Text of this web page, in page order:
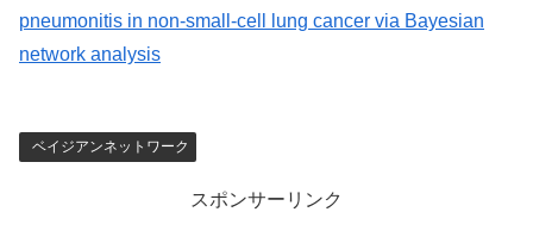
pneumonitis in non-small-cell lung cancer via Bayesian
network analysis
ベイジアンネットワーク
スポンサーリンク